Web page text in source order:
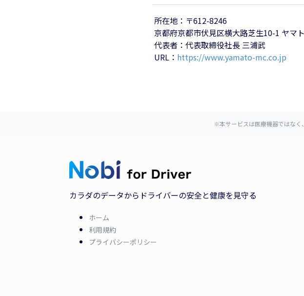
所在地：〒612-8246
京都府京都市伏見区横大路芝生10-1 ヤマ
代表者：代表取締役社長 三浦武
URL： https://www.yamato-mc.co.jp
※本サービスは医療機器ではなく
カラダのデータからドライバーの安全と健康を見守る
ホーム
利用規約
プライバシーポリシー